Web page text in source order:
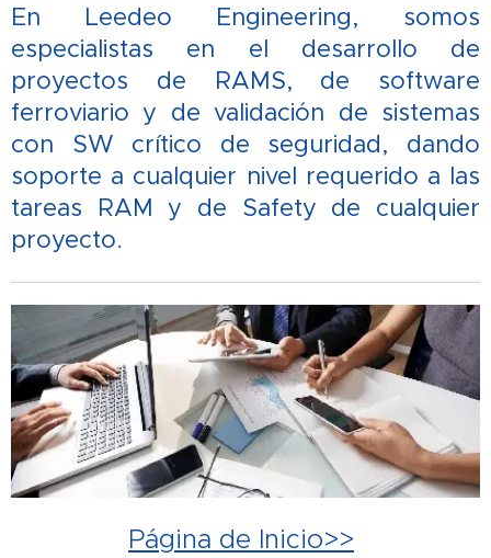
En Leedeo Engineering, somos
especialistas en el desarrollo de
proyectos de RAMS, de software
ferroviario y de validación de sistemas
con SW crítico de seguridad, dando
soporte a cualquier nivel requerido a las
tareas RAM y de Safety de cualquier
proyecto.
Página de Inicio>>